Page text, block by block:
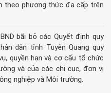
theo phương thức đa cấp trên
bãi bỏ các Quyết định quy
dân tỉnh Tuyên Quang quy
quyền hạn và cơ cấu tổ chức
và của các chi cục, đơn vị
nghiệp và Môi trường.